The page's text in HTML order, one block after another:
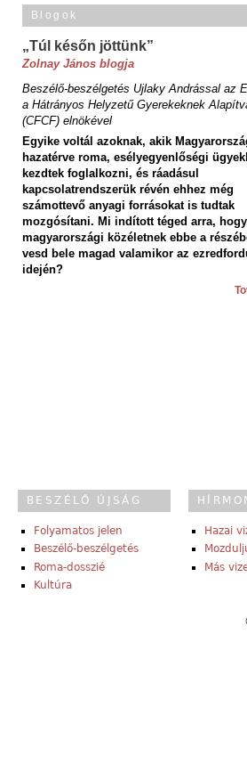
Blogok
„Túl későn jöttünk”
Zolnay János blogja
Beszélő-beszélgetés Ujlaky Andrással az
a Hátrányos Helyzetű Gyerekeknek
(CFCF) elnökével
Egyike voltál azoknak, akik
hazatérve roma, esélyegyenlőségi
kezdtek foglalkozni, és ráadásul
kapcsolatrendszerük révén ehhez még
számottevő anyagi forrásokat is tudtak
mozgósítani. Mi indított téged arra,
magyarországi közéletnek ebbe a
vesd bele magad valamikor az
idején?
BESZÉLŐ ÚJSÁG
Folyamatos jelen
Beszélő-beszélgetés
Roma-dosszié
Kultúra
Hazai
Más